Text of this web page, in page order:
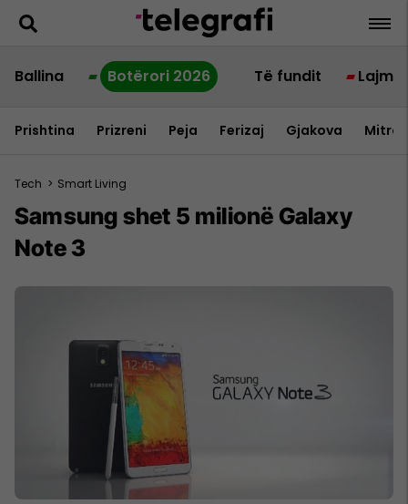
Ballina Botërori 2026 Të fundit Lajme
Prishtina Prizreni Peja Ferizaj Gjakova
Tech > Smart Living
Samsung shet 5 milionë Galaxy
Note 3